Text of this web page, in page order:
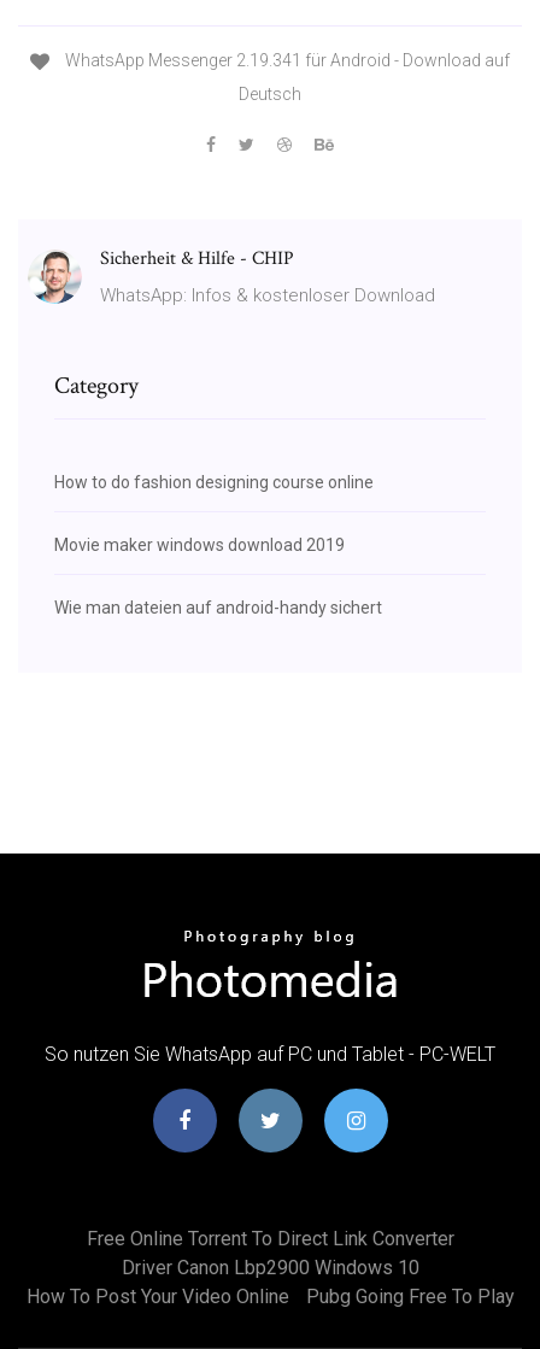
WhatsApp Messenger 2.19.341 für Android - Download auf
Deutsch
Sicherheit & Hilfe - CHIP
WhatsApp: Infos & kostenloser Download
Category
How to do fashion designing course online
Movie maker windows download 2019
Wie man dateien auf android-handy sichert
So nutzen Sie WhatsApp auf PC und Tablet - PC-WELT
Free Online Torrent To Direct Link Converter
Driver Canon Lbp2900 Windows 10
How To Post Your Video Online
Pubg Going Free To Play